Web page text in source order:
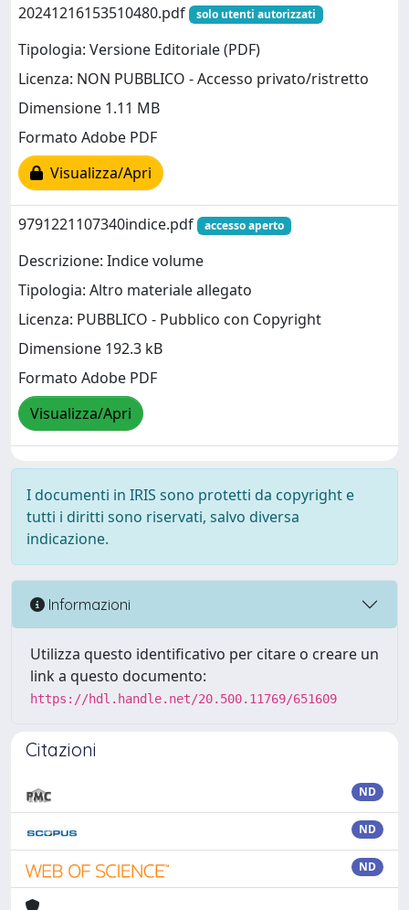
20241216153510480.pdf
solo utenti autorizzati
Tipologia: Versione Editoriale (PDF)
Licenza: NON PUBBLICO - Accesso privato/ristretto
Dimensione 1.11 MB
Formato Adobe PDF
Visualizza/Apri
9791221107340indice.pdf accesso aperto
Descrizione: Indice volume
Tipologia: Altro materiale allegato
Licenza: PUBBLICO - Pubblico con Copyright
Dimensione 192.3 kB
Formato Adobe PDF
Visualizza/Apri
I documenti in IRIS sono protetti da copyright e
tutti i diritti sono riservati, salvo diversa
indicazione.
Informazioni
Utilizza questo identificativo per citare o creare un
link a questo documento:
https://hdl.handle.net/20.500.11769/651609
Citazioni
ND
ND
ND